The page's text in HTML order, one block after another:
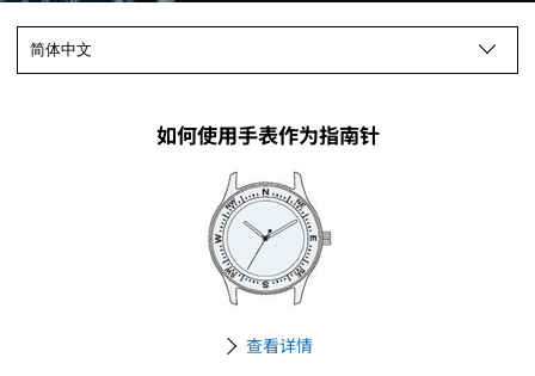
如何使用手表作为指南针
查看详情